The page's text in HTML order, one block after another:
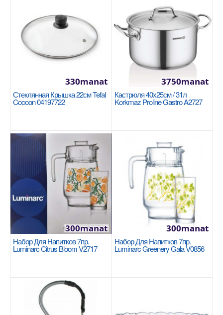
Здоровое приготовление пищи благодаря
керамическо..
1590manat
В Корзину
KORKMAZ
Размер: 30x11cm / 7,5л. Благодаря плоским
крышкам кастрюли Astra2 не занимают много
Стеклянная Крышка 22см Tefal
Cocoon 04197722
330manat
Кастрюля 40x25см / 31л
Korkmaz Proline Gastro A2727
3750manat
Набор Для Напитков 7пр.
Luminarc Citrus Bloom V2717
300manat
Набор Для Напитков 7пр.
Luminarc Greenery Gala V0856
300manat